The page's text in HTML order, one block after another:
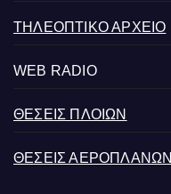
ΤΗΛΕΟΠΤΙΚΟ ΑΡΧΕΙΟ
WEB RADIO
ΘΕΣΕΙΣ ΠΛΟΙΩΝ
ΘΕΣΕΙΣ ΑΕΡΟΠΛΑΝΩΝ